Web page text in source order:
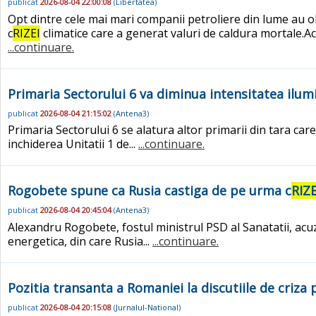
Opt dintre cele mai mari companii petroliere din lume au
cRIZEI climatice care a generat valuri de caldura
...continuare.
Primaria Sectorului 6 va diminua intensitatea
publicat 2026-08-04 21:15:02 (Antena3)
Primaria Sectorului 6 se alatura altor primarii din tara
inchiderea Unitatii 1 de... ...continuare.
Rogobete spune ca Rusia castiga de pe urma c
publicat 2026-08-04 20:45:04(Antena3)
Alexandru Rogobete, fostul ministrul PSD al Sanatatii,
energetica, din care Rusia... ...continuare.
Pozitia transanta a Romaniei la discutiile de criza
publicat 2026-08-04 20:15:08 (Jurnalul-National)